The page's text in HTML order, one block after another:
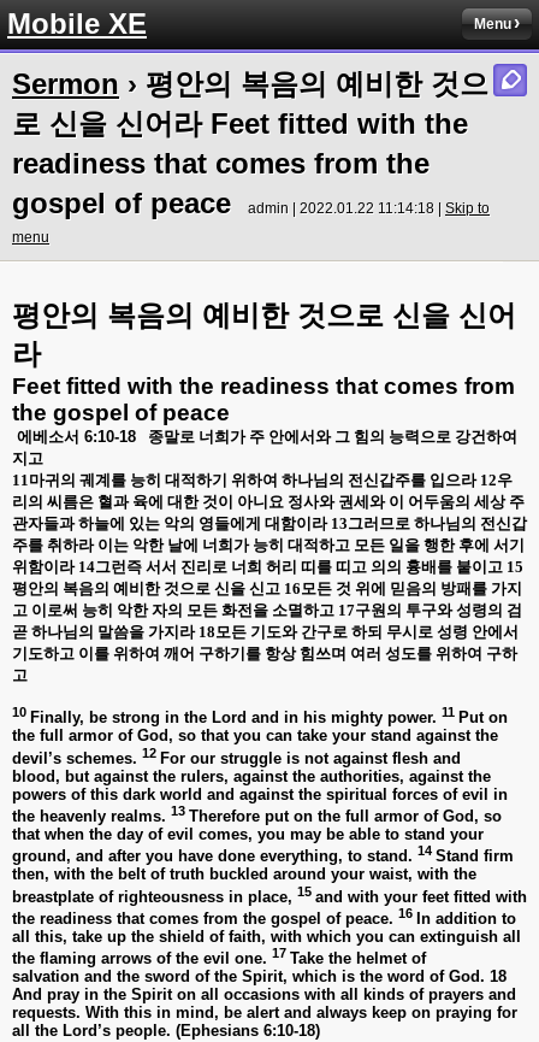
Mobile XE Menu
Sermon › 평안의 복음의 예비한 것으
로 신을 신어라 Feet fitted with the
readiness that comes from the
gospel of peace
admin | 2022.01.22 11:14:18 | Skip to
menu
평안의 복음의 예비한 것으로 신을 신어
라
Feet fitted with the readiness that comes from
the gospel of peace
에베소서 6:10-18
종말로 너희가 주 안에서와 그 힘의 능력으로 강건하여
지고
11마귀의 궤계를 능히 대적하기 위하여 하나님의 전신갑주를 입으라12우
리의 씨름은 혈과 육에 대한 것이 아니요 정사와 권세와 이 어두움의 세상 주
관자들과 하늘에 있는 악의 영들에게 대함이라13그러므로 하나님의 전신갑
주를 취하라 이는 악한 날에 너희가 능히 대적하고 모든 일을 행한 후에 서기
위함이라14그런즉 서서 진리로 너희 허리 띠를 띠고 의의 흉배를 붙이고 15
평안의 복음의 예비한 것으로 신을 신고 16모든 것 위에 믿음의 방패를 가지
고 이로써 능히 악한 자의 모든 화전을 소멸하고 17구원의 투구와 성령의 검
곧 하나님의 말씀을 가지라18모든 기도와 간구로 하되 무시로 성령 안에서
기도하고 이를 위하여 깨어 구하기를 항상 힘쓰며 여러 성도를 위하여 구하
고
10 Finally, be strong in the Lord and in his mighty power. 11 Put on
the full armor of God, so that you can take your stand against the
devil’s schemes. 12 For our struggle is not against flesh and
blood, but against the rulers, against the authorities, against the
powers of this dark world and against the spiritual forces of evil in
the heavenly realms. 13 Therefore put on the full armor of God, so
that when the day of evil comes, you may be able to stand your
ground, and after you have done everything, to stand. 14 Stand firm
then, with the belt of truth buckled around your waist, with the
breastplate of righteousness in place, 15 and with your feet fitted with
the readiness that comes from the gospel of peace. 16 In addition to
all this, take up the shield of faith, with which you can extinguish all
the flaming arrows of the evil one. 17 Take the helmet of
salvation and the sword of the Spirit, which is the word of God. 18
And pray in the Spirit on all occasions with all kinds of prayers and
requests. With this in mind, be alert and always keep on praying for
all the Lord’s people. (Ephesians 6:10-18)